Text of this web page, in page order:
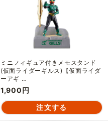
ミニフィギュア付きメモスタンド
(仮面ライダーギルス)【仮面ライダ
ーアギ …
1,900円